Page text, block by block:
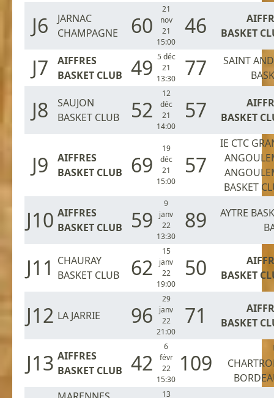
J6
JARNAC
CHAMPAGNE
60
21
nov
21
15:00
46
BASKET
J7
AIFFRES
BASKET CLUB
49 5 déc
21
13:30
77
SAINT
J8
SAUJON
BASKET CLUB
52
12
déc
21
14:00
57
BASKET
J9
AIFFRES
BASKET CLUB
69
19
déc
21
15:00
57
IE CTC
BASKET
J10 AIFFRES
BASKET CLUB
59
9
janv
22
13:30
89
AYTRE
J11 CHAURAY
BASKET CLUB
62
15
janv
22
19:00
50
BASKET
J12 LA JARRIE 96
29
janv
22
21:00
71
BASKET
J13 AIFFRES
BASKET CLUB
42
6
févr
22
15:30
109
13